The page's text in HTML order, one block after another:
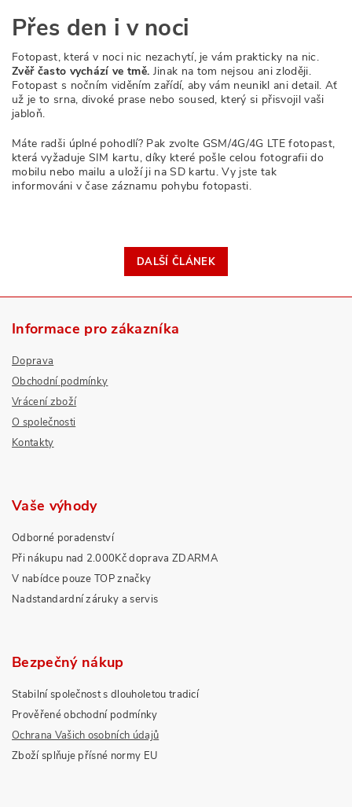
Přes den i v noci
Fotopast, která v noci nic nezachytí, je vám prakticky na nic.
Zvěř často vychází ve tmě. Jinak na tom nejsou ani zloději.
Fotopast s nočním viděním zařídí, aby vám neunikl ani detail. Ať
už je to srna, divoké prase nebo soused, který si přisvojil vaši
jabloň.
Máte radši úplné pohodlí? Pak zvolte GSM/4G/4G LTE fotopast,
která vyžaduje SIM kartu, díky které pošle celou fotografii do
mobilu nebo mailu a uloží ji na SD kartu. Vy jste tak
informováni v čase záznamu pohybu fotopasti.
DALŠÍ ČLÁNEK
Informace pro zákazníka
Doprava
Obchodní podmínky
Vrácení zboží
O společnosti
Kontakty
Vaše výhody
Odborné poradenství
Při nákupu nad 2.000Kč doprava ZDARMA
V nabídce pouze TOP značky
Nadstandardní záruky a servis
Bezpečný nákup
Stabilní společnost s dlouholetou tradicí
Prověřené obchodní podmínky
Ochrana Vašich osobních údajů
Zboží splňuje přísné normy EU